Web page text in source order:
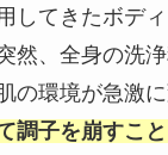
してきたボデ
然、全身の洗
の環境が急激
調子を崩すこ